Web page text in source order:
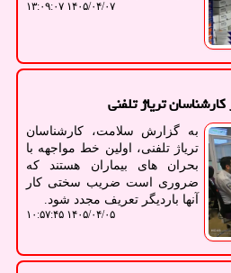
۱۴۰۵/۰۴/۰۷ ۱۳:۰۹:۰۷
تریاژ تلفنی
به گزارش سلامت، کارشناسان
تریاژ تلفنی، اولین خط مواجهه با
بحران های بیماران هستند که
ضروری است ضریب سختی کار
آنها باردیگر تعریف مجدد شود.
۱۴۰۵/۰۴/۰۵ ۱۰:۵۷:۴۵